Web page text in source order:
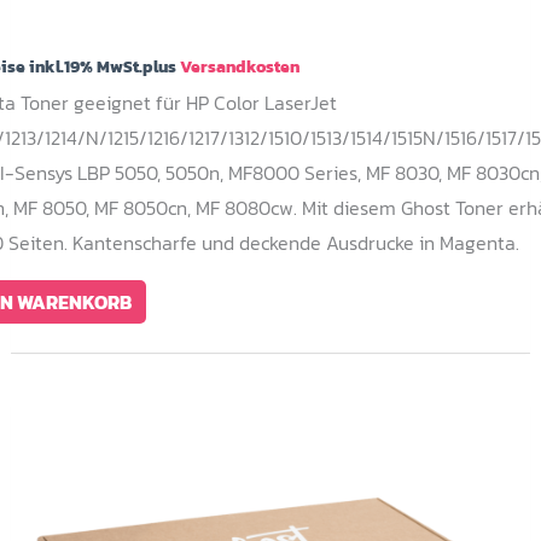
inkl.19% MwSt.plusVersandkosten
Toner geeignet für HP Color LaserJet
1214/N/1215/1216/1217/1312/1510/1513/1514/1515N/1516/1517/
Sensys LBP 5050, 5050n, MF8000 Series, MF 8030, MF
MF 8050, MF 8050cn, MF 8080cw. Mit diesem Ghost Toner
Seiten. Kantenscharfe und deckende Ausdrucke in Magenta.
WARENKORB